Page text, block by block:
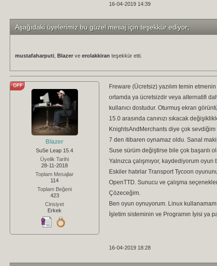
16-04-2019 14:39
Aşağıdaki üyelerimiz bu güzel mesaj için teşekkür ediyor;
mustafaharputi Blazer ve erolakkiran teşekkür etti.
Blazer
SuSe Leap 15.4
Üyelik Tarihi
28-11-2018
Toplam Mesajlar
114
Toplam Beğeni
423
Cinsiyet
Erkek
Freware (Ücretsiz) yazılım temin
ortamda ya ücretsizdir veya alternatifi
kullanıcı dostudur. Oturmuş ekran
15.0 arasında canınızı sıkacak
KnightsAndMerchants diye çok sevdiğim
7 den itibaren oynamaz oldu. Sanal
Suse sürüm değiştirse bile çok başarılı
Yalnızca çalışmıyor, kaydediyorum
Eskiler hatırlar Transport Tycoon
OpenTTD. Sunucu ve çalışma
Çözeceğim.
Ben oyun oynuyorum. Linux
İşletim sisteminin ve Programın İyisi ya
16-04-2019 18:28